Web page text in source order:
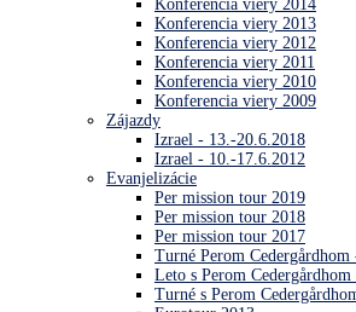
Konferencia viery 2014
Konferencia viery 2013
Konferencia viery 2012
Konferencia viery 2011
Konferencia viery 2010
Konferencia viery 2009
Zájazdy
Izrael - 13.-20.6.2018
Izrael - 10.-17.6.2012
Evanjelizácie
Per mission tour 2019
Per mission tour 2018
Per mission tour 2017
Turné Perom Cedergårdhom
Leto s Perom
Turné s Perom